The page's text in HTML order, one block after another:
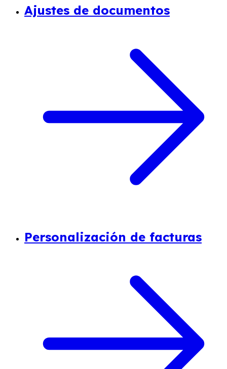
Ajustes de documentos
Personalización de facturas